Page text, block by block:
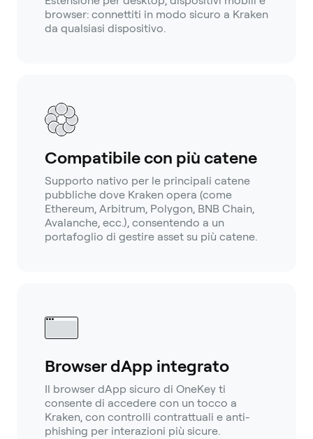
browser: connettiti in modo sicuro a Kraken
da qualsiasi dispositivo.
Compatibile con più catene
Supporto nativo per le principali catene
pubbliche dove Kraken opera (come
Ethereum, Arbitrum, Polygon, BNB Chain,
Avalanche, ecc.), consentendo a un
portafoglio di gestire asset su più catene.
Browser dApp integrato
Il browser dApp sicuro di OneKey ti
consente di accedere con un tocco a
Kraken, con controlli contrattuali e anti-
phishing per interazioni più sicure.